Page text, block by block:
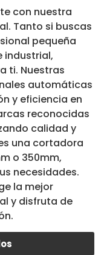
con nuestra
Tanto si buscas
pequeña
industrial,
ti. Nuestras
automáticas
y eficiencia en
reconocidas
calidad y
una cortadora
o 350mm,
necesidades.
la mejor
y disfruta de